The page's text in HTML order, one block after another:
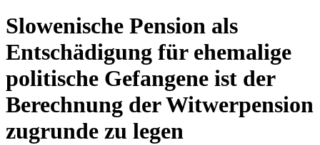
Slowenische Pension als
Entschädigung für ehemalige
politische Gefangene ist der
Berechnung der Witwerpension
zugrunde zu legen